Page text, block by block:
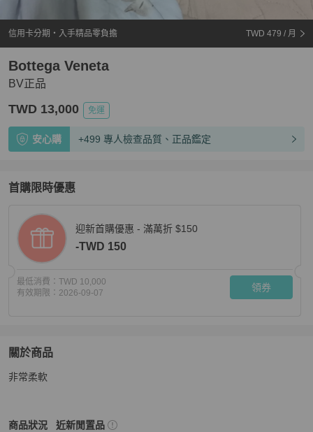
信用卡分期・入手精品零負擔 TWD 479 / 月
BV正品
Bottega Veneta
TWD 13,000 免運
安心購 +499 專人檢查品質、正品鑑定
首購限時優惠
迎新首購優惠 - 滿萬折 $150
-TWD 150
最低消費： TWD 10,000
有效期限： 2026-09-07 領券
關於商品
關於BV正品
非常柔軟
商品狀況
Bottega Veneta女包商品狀態與細節
近新閒置品